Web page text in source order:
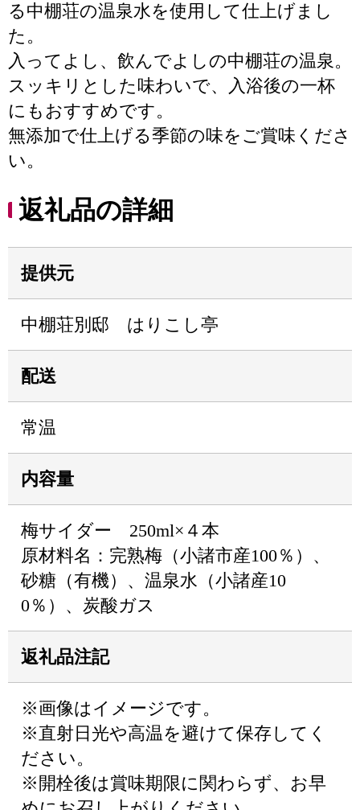
る中棚荘の温泉水を使用して仕上げまし
た。
入ってよし、飲んでよしの中棚荘の温泉。
スッキリとした味わいで、入浴後の一杯
にもおすすめです。
無添加で仕上げる季節の味をご賞味くださ
い。
返礼品の詳細
提供元
中棚荘別邸 はりこし亭
配送
常温
内容量
梅サイダー 250ml×４本
原材料名：完熟梅（小諸市産100％）、
砂糖（有機）、温泉水（小諸産10
0％）、炭酸ガス
返礼品注記
※画像はイメージです。
※直射日光や高温を避けて保存してく
ださい。
※開栓後は賞味期限に関わらず、お早